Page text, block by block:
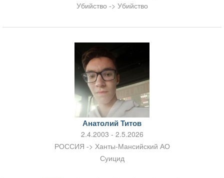
Убийство -> Убийство
Анатолий Титов
2.4.2003 - 2.5.2026
РОССИЯ -> Ханты-Мансийский АО
Суицид